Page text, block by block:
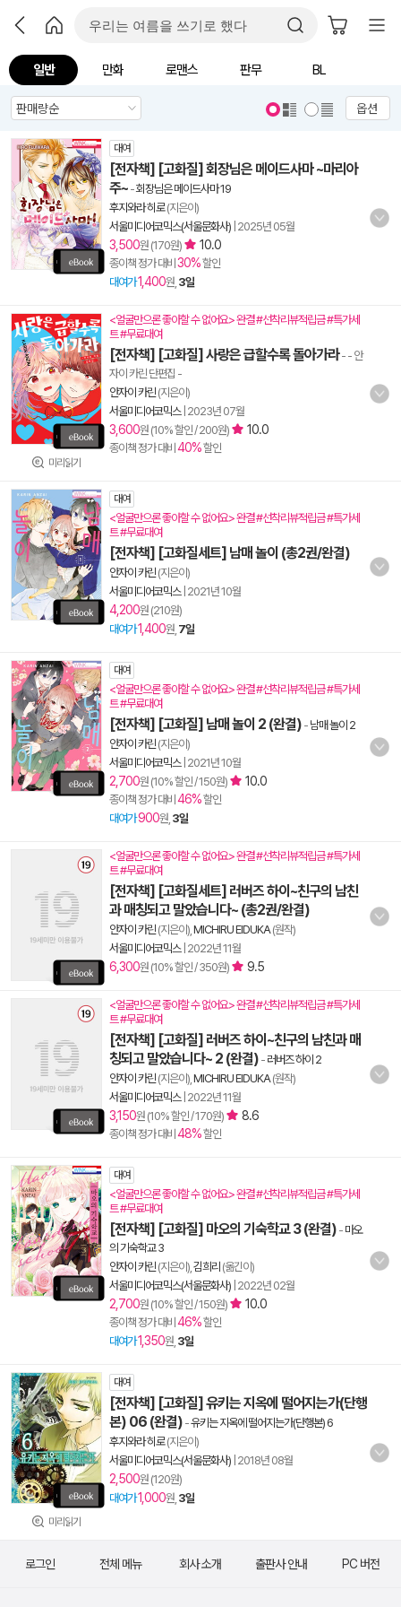
일반 만화 로맨스 판무 BL
옵션
대여
[전자책] [고화질] 회장님은 메이드사마 ~마리아
주~ -회장님은 메이드사마 19
후지와라 히로(지은이)
서울미디어코믹스(서울문화사) 2025년 05월
3,500원 (170원) 10.0
종이책 정가 대비 30%할인
대여가1,400원, 3일
미리읽기
<얼굴만으론 좋아할 수 없어요> 완결 #선착리뷰적립금 #특가세
트 #무료대여
[전자책] [고화질] 사랑은 급할수록 돌아가라- - 안
자이 카린 단편집 -
안자이 카린 (지은이)
서울미디어코믹스| 2023년 07월
3,600원 (10% 할인 / 200원) 10.0
종이책 정가 대비 40%할인
대여
<얼굴만으론 좋아할 수 없어요> 완결 #선착리뷰적립금 #특가세
트 #무료대여
[전자책] [고화질세트] 남매 놀이 (총2권/완결)
안자이 카린 (지은이)
서울미디어코믹스| 2021년 10월
4,200원 (210원)
대여가1,400원, 7일
대여
<얼굴만으론 좋아할 수 없어요> 완결 #선착리뷰적립금 #특가세
트 #무료대여
[전자책] [고화질] 남매 놀이 2 (완결) - 남매 놀이 2
안자이 카린 (지은이)
서울미디어코믹스| 2021년 10월
2,700원 (10% 할인 / 150원) 10.0
종이책 정가 대비 46%할인
대여가900원, 3일
<얼굴만으론 좋아할 수 없어요> 완결 #선착리뷰적립금 #특가세
트 #무료대여
[전자책] [고화질세트] 러버즈 하이~친구의 남친
과 매칭되고 말았습니다~ (총2권/완결)
안자이 카린 (지은이), MICHIRU EIDUKA(원작)
서울미디어코믹스| 2022년 11월
6,300원 (10% 할인 / 350원) 9.5
<얼굴만으론 좋아할 수 없어요> 완결 #선착리뷰적립금 #특가세
트 #무료대여
[전자책] [고화질] 러버즈 하이~친구의 남친과 매
칭되고 말았습니다~ 2 (완결) - 러버즈 하이 2
안자이 카린 (지은이), MICHIRU EIDUKA(원작)
서울미디어코믹스| 2022년 11월
3,150원 (10% 할인 / 170원) 8.6
종이책 정가 대비 48%할인
대여
<얼굴만으론 좋아할 수 없어요> 완결 #선착리뷰적립금 #특가세
트 #무료대여
[전자책] [고화질] 마오의 기숙학교 3 (완결) - 마오
의 기숙학교 3
안자이 카린 (지은이), 김희리 (옮긴이)
서울미디어코믹스(서울문화사) 2022년 02월
2,700원 (10% 할인 / 150원) 10.0
종이책 정가 대비 46%할인
대여가1,350원, 3일
미리읽기
대여
[전자책] [고화질] 유키는 지옥에 떨어지는가(단행
본) 06 (완결) -유키는 지옥에 떨어지는가(단행본) 6
후지와라 히로(지은이)
서울미디어코믹스(서울문화사) 2018년 08월
2,500원 (120원)
대여가1,000원, 3일
로그인 전체 메뉴 회사 소개 출판사 안내 PC 버전